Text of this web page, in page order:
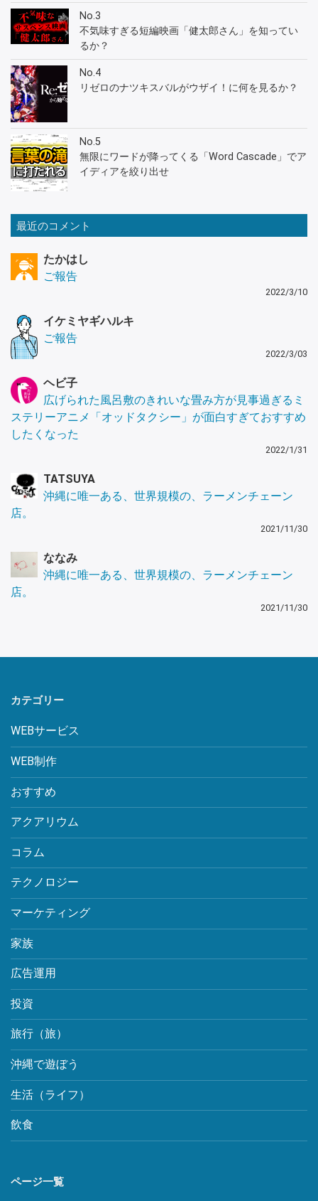
No.3
不気味すぎる短編映画「健太郎さん」を知ってい
るか？
No.4
リゼロのナツキスバルがウザイ！に何を見るか？
No.5
無限にワードが降ってくる「Word Cascade」でア
イディアを絞り出せ
最近のコメント
たかはし
ご報告
2022/3/10
イケミヤギハルキ
ご報告
2022/3/03
ヘビ子
広げられた風呂敷のきれいな畳み方が見事過ぎるミ
ステリーアニメ「オッドタクシー」が面白すぎておすすめ
したくなった
2022/1/31
TATSUYA
沖縄に唯一ある、世界規模の、ラーメンチェーン
店。
2021/11/30
ななみ
沖縄に唯一ある、世界規模の、ラーメンチェーン
店。
2021/11/30
カテゴリー
WEBサービス
WEB制作
おすすめ
アクアリウム
コラム
テクノロジー
マーケティング
家族
広告運用
投資
旅行（旅）
沖縄で遊ぼう
生活（ライフ）
飲食
ページ一覧